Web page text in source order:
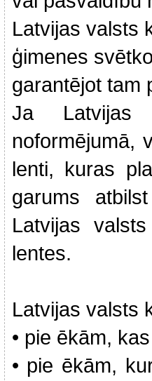
Latvijas valsts
ģimenes
garantējot tam
Ja Latvijas
noformējumā,
lenti, kuras
garums
Latvijas
lentes.
Latvijas valsts
• pie ēkām,
• pie ēkām,